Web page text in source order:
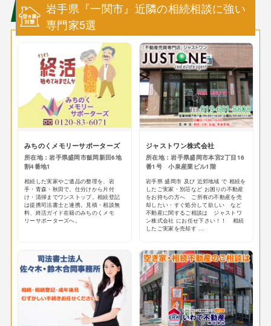
岩手県『一関市』近隣の相続相談に強い
専門家5選
みちのくメモリーサポーターズ
所在地：岩手県盛岡市飯岡新田6地
割4番地1
相続した実家やご遺品の整理を、岩
手・青森・秋田で。仕分けから片付
け・清掃までワンストップ。相続登記
は提携司法書士と連携。見積・相談無
料、終活ガイド在籍のみちのくメモ
リーサポーターズへ。
ジャストワン株式会社
所在地：岩手県盛岡市本宮2丁目16
番1号 小泉産業ビル1階
岩手県 盛岡市 及び 近郊地域 で 相続を
したご実家・別荘など お困りの不動産
をお持ちの方へ ご所有の不動産を売
却したい・すぐ処分して欲しい など
不動産に関するご相談は ジャストワ
ン株式会社 にお任せ下さい！！ 相続
したご実家を売却す ...